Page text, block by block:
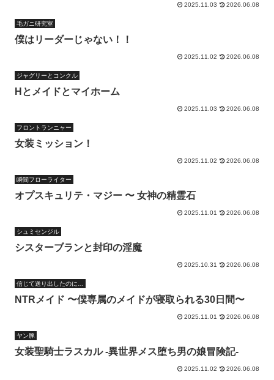
2025.11.03 2026.06.08
毛ガニ研究室
僕はリーダーじゃない！！
2025.11.02 2026.06.08
ジャグリーとコンクル
Hとメイドとマイホーム
2025.11.03 2026.06.08
フロントランニャー
女装ミッション！
2025.11.02 2026.06.08
瞬間フローライター
オプスキュリテ・マジー 〜 女神の精霊石
2025.11.01 2026.06.08
シュミセンジル
シスターブランと封印の淫魔
2025.10.31 2026.06.08
信じて送り出したのに…
NTRメイド 〜僕専属のメイドが寝取られる30日間〜
2025.11.01 2026.06.08
ヤン豚
女装聖騎士ラスカル -異世界メス堕ち男の娘冒険記-
2025.11.02 2026.06.08